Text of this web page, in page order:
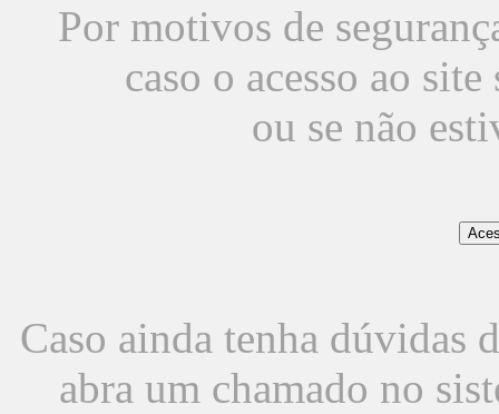
Por motivos de
caso o acesso ao
ou se não
Caso ainda tenha dúvidas
abra um chamado no